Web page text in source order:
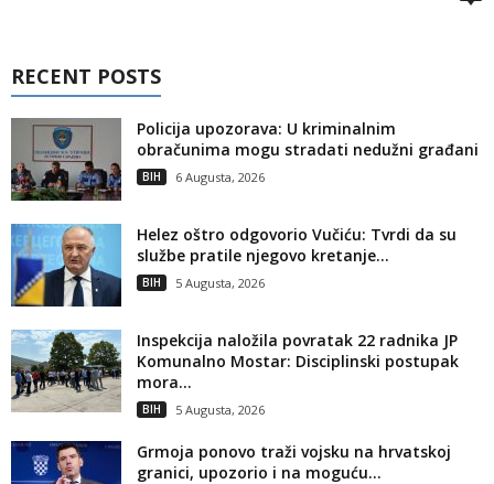
RECENT POSTS
Policija upozorava: U kriminalnim
obračunima mogu stradati nedužni građani
BIH 6 Augusta, 2026
Helez oštro odgovorio Vučiću: Tvrdi da su
službe pratile njegovo kretanje...
BIH 5 Augusta, 2026
Inspekcija naložila povratak 22 radnika JP
Komunalno Mostar: Disciplinski postupak
mora...
BIH 5 Augusta, 2026
Grmoja ponovo traži vojsku na hrvatskoj
granici, upozorio i na moguću...